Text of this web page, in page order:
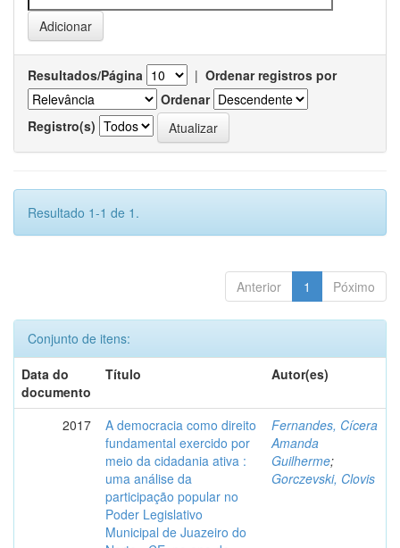
Resultados/Página | Ordenar registros por
Ordenar
Registro(s)
Resultado 1-1 de 1.
Anterior 1 Póximo
Conjunto de itens:
Data do
documento
Título Autor(es)
2017
A democracia como direito
fundamental exercido por
meio da cidadania ativa :
uma análise da
participação popular no
Poder Legislativo
Municipal de Juazeiro do
Fernandes, Cícera
Amanda
Guilherme;
Gorczevski, Clovis